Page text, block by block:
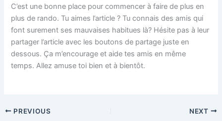
C’est une bonne place pour commencer à faire de plus en
plus de rando. Tu aimes l’article ? Tu connais des amis qui
font surement ses mauvaises habitues là? Hésite pas à leur
partager l’article avec les boutons de partage juste en
dessous. Ça m’encourage et aide tes amis en même
temps. Allez amuse toi bien et à bientôt.
PREVIOUS NEXT